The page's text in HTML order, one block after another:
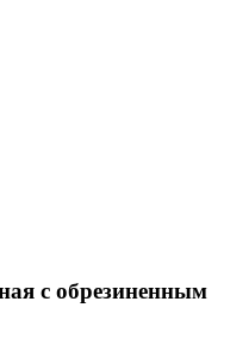
с обрезиненным